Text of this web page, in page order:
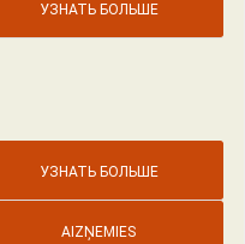
УЗНАТЬ БОЛЬШЕ
УЗНАТЬ БОЛЬШЕ
AIZŅEMIES